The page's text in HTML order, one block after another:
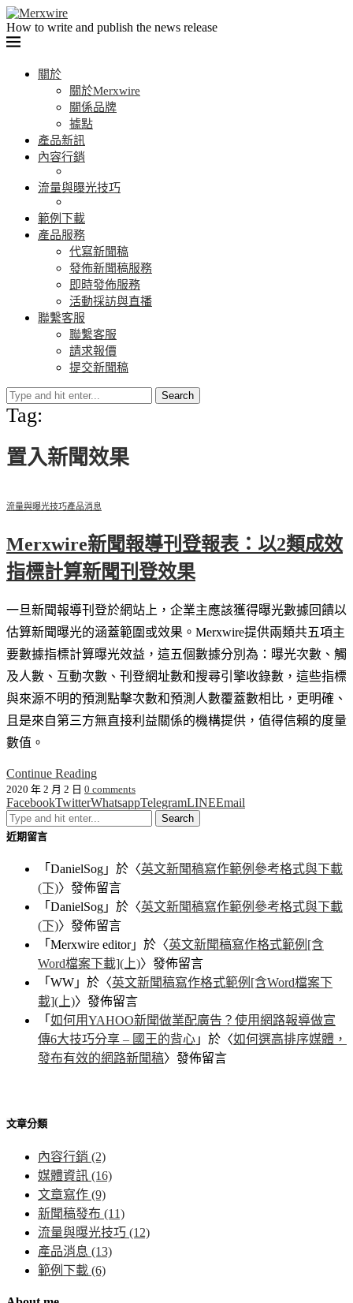
How to write and publish the news release
關於
關於Merxwire
關係品牌
據點
產品新訊
內容行銷
流量與曝光技巧
範例下載
產品服務
代寫新聞稿
發佈新聞稿服務
即時發佈服務
活動採訪與直播
聯繫客服
聯繫客服
請求報價
提交新聞稿
Search
Tag:
置入新聞效果
流量與曝光技巧產品消息
Merxwire新聞報導刊登報表：以2類成效
指標計算新聞刊登效果
一旦新聞報導刊登於網站上，企業主應該獲得曝光數據回饋以
估算新聞曝光的涵蓋範圍或效果。Merxwire提供兩類共五項主
要數據指標計算曝光效益，這五個數據分別為：曝光次數、觸
及人數、互動次數、刊登網址數和搜尋引擎收錄數，這些指標
與來源不明的預測點擊次數和預測人數覆蓋數相比，更明確、
且是來自第三方無直接利益關係的機構提供，值得信賴的度量
數值。
Continue Reading
2020 年 2 月 2 日 0 comments
FacebookTwitterWhatsappTelegramLINEEmail
近期留言
「 DanielSog 」於〈英文新聞稿寫作範例參考格式與下載
(下)〉發佈留言
「 DanielSog 」於〈英文新聞稿寫作範例參考格式與下載
(下)〉發佈留言
「 Merxwire editor」於〈英文新聞稿寫作格式範例[含
Word檔案下載](上)〉發佈留言
「 WW 」於〈英文新聞稿寫作格式範例[含Word檔案下
載](上)〉發佈留言
「 如何用YAHOO新聞做業配廣告？使用網路報導做宣
傳6大技巧分享 – 國王的背心 」於〈如何選高排序媒體，
發布有效的網路新聞稿〉發佈留言
文章分類
內容行銷 (2)
媒體資訊 (16)
文章寫作 (9)
新聞稿發布 (11)
流量與曝光技巧 (12)
產品消息 (13)
範例下載 (6)